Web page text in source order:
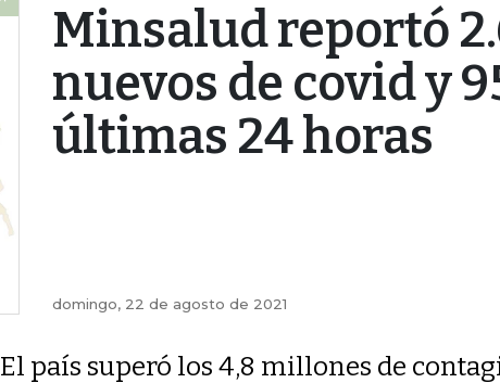
Minsalud reportó
nuevos de covid y
últimas 24 horas
domingo, 22 de agosto de 2021
El país superó los 4,8 millones de